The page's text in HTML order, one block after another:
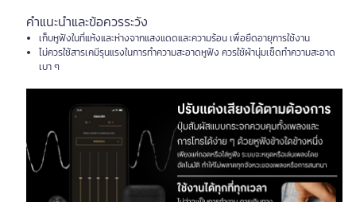
คำแนะนำและข้อควรระวัง
เก็บหูฟังในที่แห้งและห่างจากแสงแดดและความร้อน เพื่อยืดอายุการใช้งาน
ไม่ควรใช้สารเคมีรุนแรงในการทำความสะอาดหูฟัง ควรใช้ผ้านุ่มเช็ดทำความสะอาด
เบา ๆ